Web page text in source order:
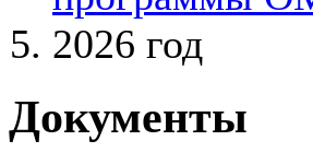
2026 год
Документы